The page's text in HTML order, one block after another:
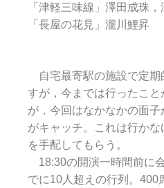
「津軽三味線」澤田成珠
「長屋の花見」瀧川鯉昇
自宅最寄駅の施設で定期
すが，今までは行ったこ
が，今回はなかなかの面
がキャッチ。これは行か
を手配してもらう。
18:30の開演一時間前に
でに10人超えの行列。400